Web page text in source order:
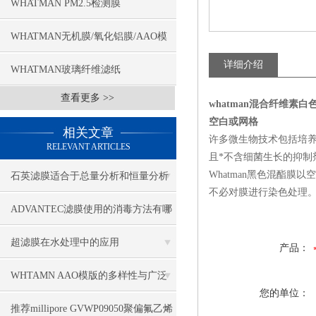
WHATMAN PM2.5检测膜
WHATMAN无机膜/氧化铝膜/AAO模
板
WHATMAN玻璃纤维滤纸
查看更多 >>
相关文章
RELEVANT ARTICLES
石英滤膜适合于总量分析和恒量分析
ADVANTEC滤膜使用的消毒方法有哪
些
超滤膜在水处理中的应用
WHTAMN AAO模版的多样性与广泛
应用
推荐millipore GVWP09050聚偏氟乙烯
详细介绍
whatman混合纤维素白
空白或网格
许多微生物技术包括培
且*不含细菌生长的抑制
Whatman黑色混酯膜以
不必对膜进行染色处理
产品：
您的单位：